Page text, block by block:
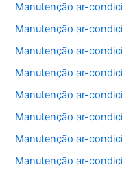
Manutenção ar-
Manutenção ar-
Manutenção ar-
Manutenção ar-
Manutenção ar-
Manutenção ar-
Manutenção ar-
Manutenção ar-